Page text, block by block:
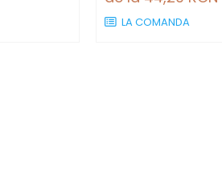
LA COMANDA